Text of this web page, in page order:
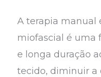
A terapia manual
miofascial é uma
e longa duração
tecido, diminuir a